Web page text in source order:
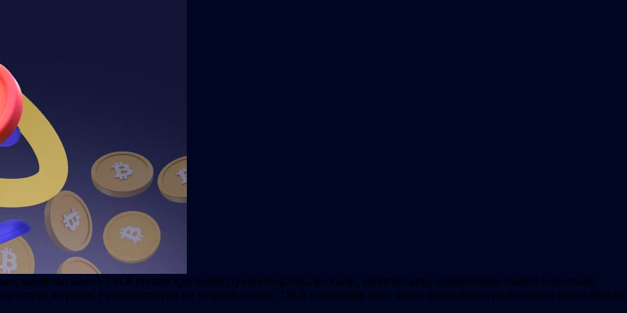
Goldman Sachs TSLA hissesi için hedef fiyatını düşürdü. Bu karar, elektrikli araç sektöründeki baskın konumuna
ortaya koyuyor. Fark edilmeyen bir sinyalin analizi. TSLA hissesinde uzun süreli düşüş Borsa performansı baskı altında: